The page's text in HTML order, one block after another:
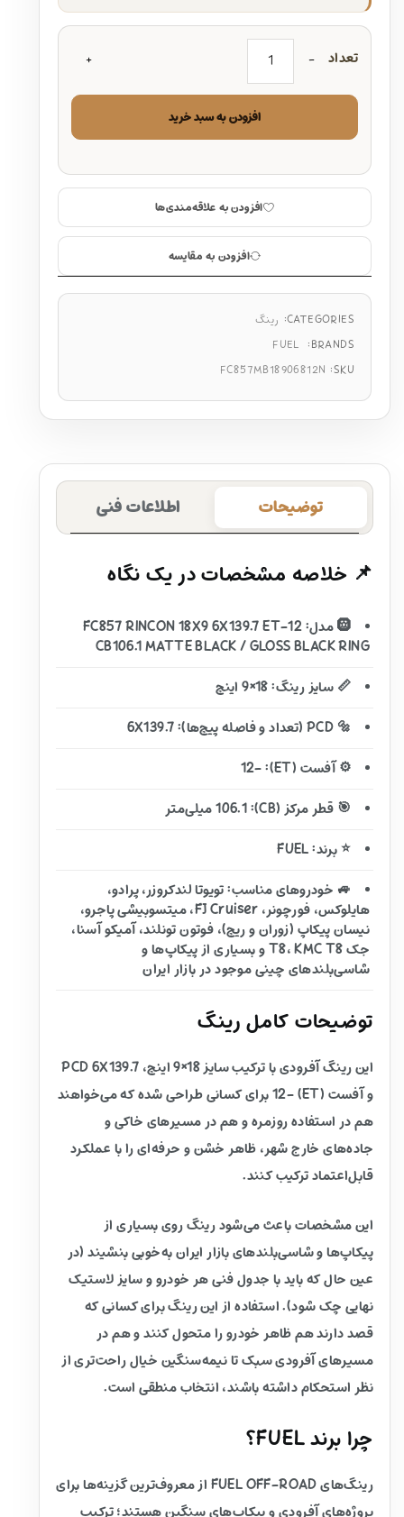
تعداد
افزودن به سبد خرید
افزودن به علاقه‌مندی‌ها
افزودن به مقایسه
CATEGORIES: رینگ
BRANDS:
FUEL
SKU:
FC857MB18906812N
توضیحات اطلاعات فنی
📌 خلاصه مشخصات در یک نگاه
🛞 مدل: FC857 RINCON 18X9 6X139.7 ET-12
CB106.1 MATTE BLACK / GLOSS BLACK RING
📏 سایز رینگ: 18×9 اینچ
🔩 PCD (تعداد و فاصله پیچ‌ها): 6X139.7
⚙️ آفست (ET): -12
🎯 قطر مرکز (CB): 106.1 میلی‌متر
⭐ برند: FUEL
🚙 خودروهای مناسب: تویوتا لندکروزر، پرادو،
هایلوکس، فورچونر، FJ Cruiser، میتسوبیشی پاجرو،
نیسان پیکاپ (زوران و ریچ)، فوتون تونلند، آمیکو آسنا،
جک T8، KMC T8 و بسیاری از پیکاپ‌ها و
شاسی‌بلندهای چینی موجود در بازار ایران
توضیحات کامل رینگ
این رینگ آفرودی با ترکیب سایز 18×9 اینچ، PCD 6X139.7
و آفست (ET) -12 برای کسانی طراحی شده که می‌خواهند
هم در استفاده روزمره و هم در مسیرهای خاکی و
جاده‌های خارج شهر، ظاهر خشن و حرفه‌ای را با عملکرد
قابل‌اعتماد ترکیب کنند.
این مشخصات باعث می‌شود رینگ روی بسیاری از
پیکاپ‌ها و شاسی‌بلندهای بازار ایران به‌خوبی بنشیند (در
عین حال که باید با جدول فنی هر خودرو و سایز لاستیک
نهایی چک شود). استفاده از این رینگ برای کسانی که
قصد دارند هم ظاهر خودرو را متحول کنند و هم در
مسیرهای آفرودی سبک تا نیمه‌سنگین خیال راحت‌تری از
نظر استحکام داشته باشند، انتخاب منطقی است.
چرا برند FUEL؟
رینگ‌های FUEL OFF-ROAD از معروف‌ترین گزینه‌ها برای
پروژه‌های آفرودی و پیکاپ‌های سنگین هستند؛ ترکیب